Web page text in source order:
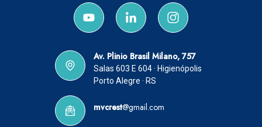
Av. Plinio Brasil Milano, 757
Salas 603 E 604 · Higienópolis
Porto Alegre · RS
mvcrest@gmail.com